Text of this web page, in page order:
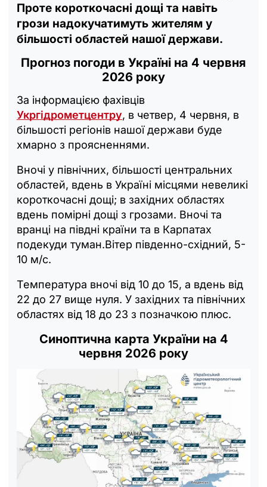
Проте короткочасні дощі та навіть
грози надокучатимуть жителям у
більшості областей нашої держави.
Прогноз погоди в Україні на 4 червня
2026 року
За інформацією фахівців
Укргідрометцентру, в четвер, 4 червня, в
більшості регіонів нашої держави буде
хмарно з проясненнями.
Вночі у північних, більшості центральних
областей, вдень в Україні місцями невеликі
короткочасні дощі; в західних областях
вдень помірні дощі з грозами. Вночі та
вранці на півдні країни та в Карпатах
подекуди туман.Вітер південно-східний, 5-
10 м/с.
Температура вночі від 10 до 15, а вдень від
22 до 27 вище нуля. У західних та північних
областях від 18 до 23 з позначкою плюс.
Синоптична карта України на 4
червня 2026 року